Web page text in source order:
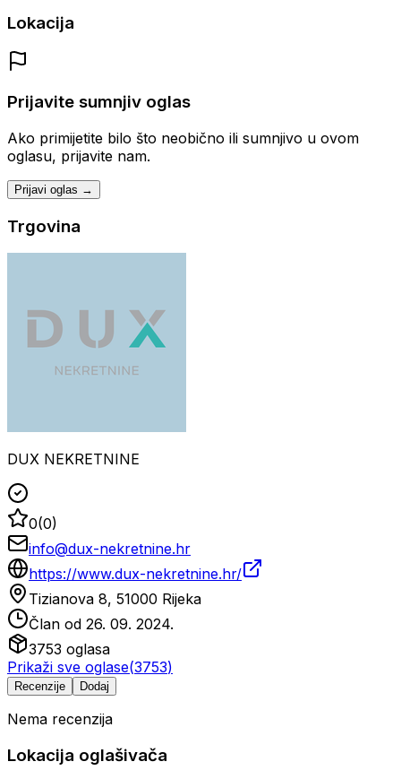
Lokacija
Prijavite sumnjiv oglas
Ako primijetite bilo što neobično ili sumnjivo u ovom
oglasu, prijavite nam.
Prijavi oglas →
Trgovina
DUX NEKRETNINE
0(0)
info@dux-nekretnine.hr
https://www.dux-nekretnine.hr/
Tizianova 8, 51000 Rijeka
Član od 26. 09. 2024.
3753 oglasa
Prikaži sve oglase(3753)
Recenzije Dodaj
Nema recenzija
Lokacija oglašivača